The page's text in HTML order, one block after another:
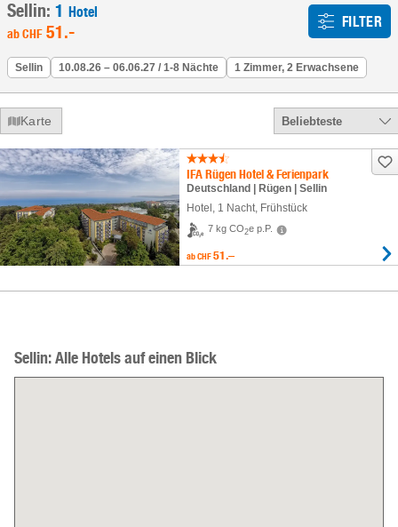
Sellin: 1 Hotel
abCHF 51.- FILTER
Sellin 10.08.26 – 06.06.27 / 1-8 Nächte 1 Zimmer, 2 Erwachsene
Karte Beliebteste
IFA Rügen Hotel & Ferienpark
Deutschland | Rügen | Sellin
Hotel , 1 Nacht, Frühstück
7 kg CO2e p.P.
ab CHF 51.–
Sellin: Alle Hotels auf einen Blick